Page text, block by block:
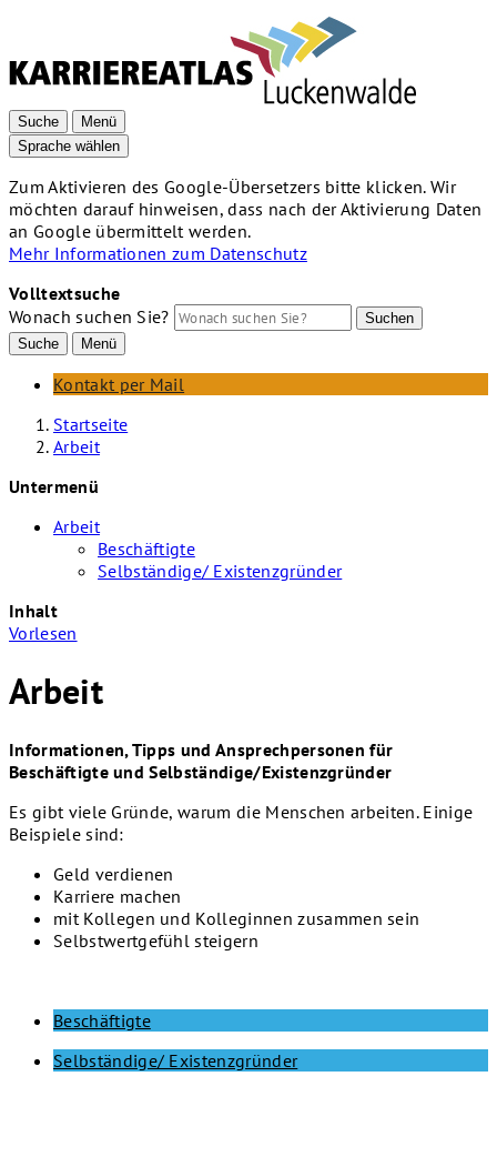
Suche
Menü
Sprache wählen
Zum Aktivieren des Google-Übersetzers bitte klicken. Wir
möchten darauf hinweisen, dass nach der Aktivierung Daten
an Google übermittelt werden.
Mehr Informationen zum Datenschutz
Volltextsuche
Wonach suchen Sie?
Suchen
Suche
Menü
Kontakt per Mail
Startseite
Arbeit
Untermenü
Arbeit
Beschäftigte
Selbständige/ Existenzgründer
Inhalt
Vorlesen
Arbeit
Informationen, Tipps und Ansprechpersonen für
Beschäftigte und Selbständige/Existenzgründer
Es gibt viele Gründe, warum die Menschen arbeiten. Einige
Beispiele sind:
Geld verdienen
Karriere machen
mit Kollegen und Kolleginnen zusammen sein
Selbstwertgefühl steigern
Beschäftigte
Selbständige/ Existenzgründer